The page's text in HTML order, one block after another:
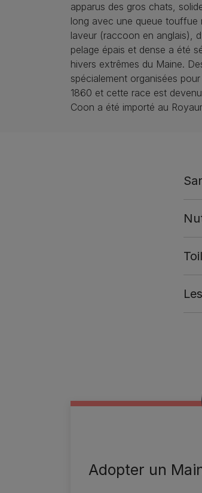
apparus des gros chats,
long avec une queue touffue
laveur (raccoon en anglais),
pelage épais et dense a été
hivers extrêmes du Maine.
spécialement organisées
1860 et cette race est
Coon a été importé au
Adopter un